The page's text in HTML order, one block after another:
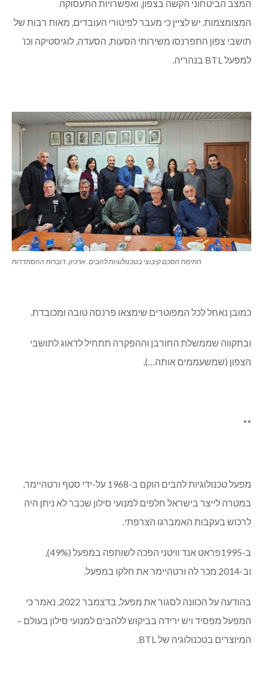
המצב הביטחוני הקשה בצפון, ואפשרויות התעסוקה
המצומצמות. יש לציין כי מעבר לפיטורי העובדים, מאות רבות של
תושבי צפון התפרנסו משירותי הסעות, הסעדה, לוגיסטיקה וכו’
למפעל BTL בנהריה.
חתימת הסכם קיבוצי בטכנולוגיות להבים. ארכיון. דוברות ההסתדרות
כמובן נאחל לכל המפוטרים שימצאו פרנסה טובה ומכובדת.
ובתקווה שממשלת החורבן וההפקרה תתחיל לדאוג לתושבי
הצפון (שמשעממים אותה…).
**
מפעל טכנולוגיות להבים הוקם ב-1968 על-ידי סטף ורטהיימר,
במטרה לייצר בישראל חלפים למנועי סילון שכבר לא ניתן היה
לרכוש בעקבות האמברגו הצרפתי.
ב-1995פראט אנד וויטני הפכה לשותפה במפעל (49%),
וב-2014 מכר לה ורטהיימר את חלקו במפעל.
בהודעה על הכוונה לסגור את מפעל, בדצמבר 2022, נאמר כי
המפעל מפסיד ויש ירידה בביקוש ללהבים למנועי סילון בעולם –
המיוצרים בטכנולוגיה של BTL.